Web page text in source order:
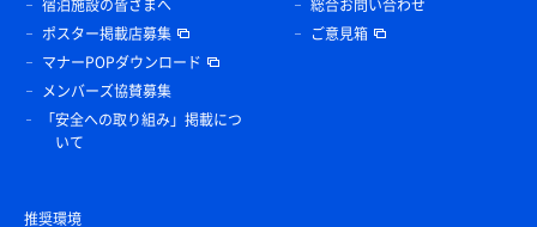
宿泊施設の皆さまへ
ポスター掲載店募集
マナーPOPダウンロード
メンバーズ協賛募集
「安全への取り組み」掲載につ
いて
総合お問い合わせ
ご意見箱
推奨環境